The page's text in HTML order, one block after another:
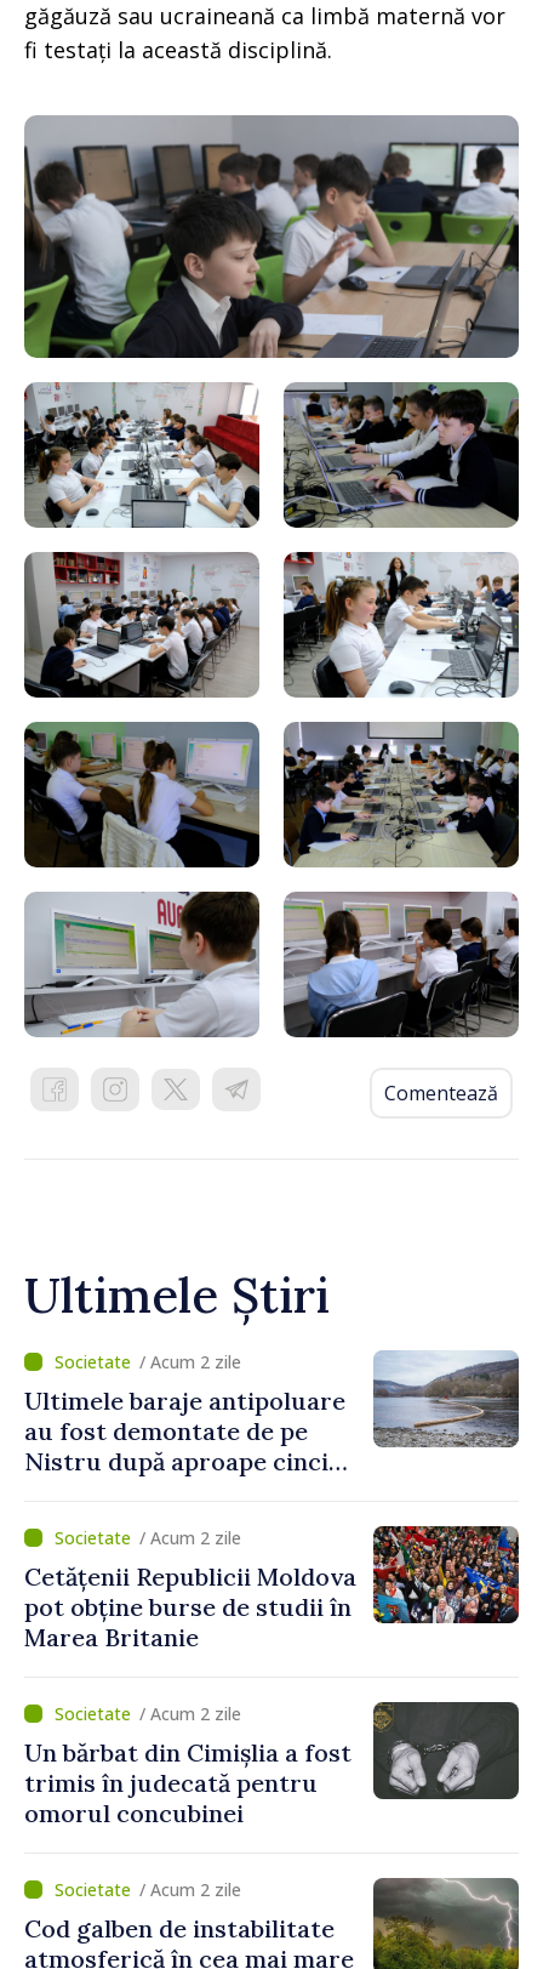
găgăuză sau ucraineană ca limbă maternă vor
fi testați la această disciplină.
Comentează
Ultimele Știri
/ Acum 2 zile
Ultimele baraje antipoluare
au fost demontate de pe
Nistru după aproape cinci
/ Acum 2 zile
Cetățenii Republicii Moldova
pot obține burse de studii în
Marea Britanie
/ Acum 2 zile
Un bărbat din Cimișlia a fost
trimis în judecată pentru
omorul concubinei
/ Acum 2 zile
Cod galben de instabilitate
atmosferică în cea mai mare